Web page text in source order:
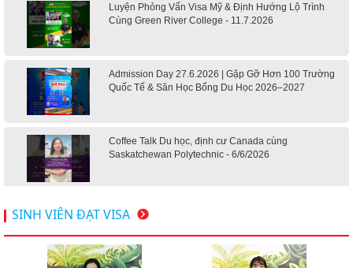
Luyện Phỏng Vấn Visa Mỹ & Định Hướng Lộ Trình
Cùng Green River College - 11.7.2026
Admission Day 27.6.2026 | Gặp Gỡ Hơn 100 Trường
Quốc Tế & Săn Học Bổng Du Học 2026–2027
Coffee Talk Du học, định cư Canada cùng
Saskatchewan Polytechnic - 6/6/2026
Hội thảo du học Mỹ 18.4.2026 - Đại học Mỹ học phí
dưới 20k/ năm
SINH VIÊN ĐẠT VISA